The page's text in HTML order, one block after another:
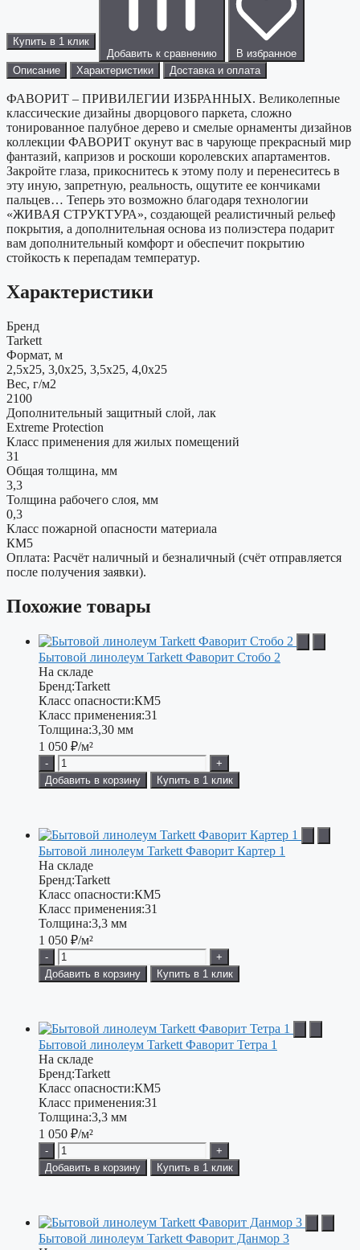
Купить в 1 клик
Добавить к сравнению
В избранное
Описание
Характеристики Доставка и оплата
ФАВОРИТ – ПРИВИЛЕГИИ ИЗБРАННЫХ. Великолепные
классические дизайны дворцового паркета, сложно
тонированное палубное дерево и смелые орнаменты дизайнов
коллекции ФАВОРИТ окунут вас в чарующе прекрасный мир
фантазий, капризов и роскоши королевских апартаментов.
Закройте глаза, прикоснитесь к этому полу и перенеситесь в
эту иную, запретную, реальность, ощутите ее кончиками
пальцев… Теперь это возможно благодаря технологии
«ЖИВАЯ СТРУКТУРА», создающей реалистичный рельеф
покрытия, а дополнительная основа из полиэстера подарит
вам дополнительный комфорт и обеспечит покрытию
стойкость к перепадам температур.
Характеристики
Бренд
Tarkett
Формат, м
2,5x25, 3,0x25, 3,5x25, 4,0x25
Вес, г/м2
2100
Дополнительный защитный слой, лак
Extreme Protection
Класс применения для жилых помещений
31
Общая толщина, мм
3,3
Толщина рабочего слоя, мм
0,3
Класс пожарной опасности материала
КМ5
Оплата: Расчёт наличный и безналичный (счёт отправляется
после получения заявки).
Похожие товары
Бытовой линолеум Tarkett Фаворит Стобо 2
На складе
Бренд:Tarkett
Класс опасности:КМ5
Класс применения:31
Толщина:3,30 мм
1 050 ₽/м²
-
+
Добавить в корзину
Купить в 1 клик
Бытовой линолеум Tarkett Фаворит Картер 1
На складе
Бренд:Tarkett
Класс опасности:КМ5
Класс применения:31
Толщина:3,3 мм
1 050 ₽/м²
-
+
Добавить в корзину
Купить в 1 клик
Бытовой линолеум Tarkett Фаворит Тетра 1
На складе
Бренд:Tarkett
Класс опасности:КМ5
Класс применения:31
Толщина:3,3 мм
1 050 ₽/м²
-
+
Добавить в корзину
Купить в 1 клик
Бытовой линолеум Tarkett Фаворит Данмор 3